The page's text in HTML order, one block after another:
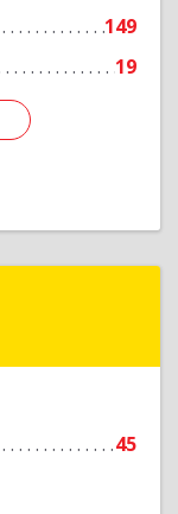
149
19
Подробнее
45
Подробнее